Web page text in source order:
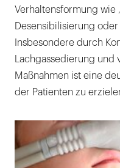
Verhaltensformung wie
Desensibilisierung
Insbesondere durch
Lachgassedierung
Maßnahmen ist eine
der Patienten zu